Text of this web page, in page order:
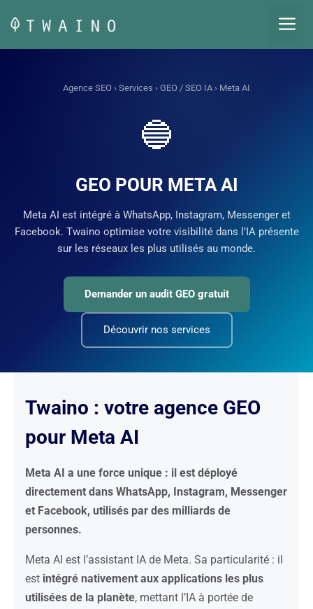
au
contenu
Agence SEO › Services › GEO / SEO IA › Meta AI
🔵
GEO POUR META AI
Meta AI est intégré à WhatsApp, Instagram, Messenger et
Facebook. Twaino optimise votre visibilité dans l’IA présente
sur les réseaux les plus utilisés au monde.
Demander un audit GEO gratuit
Découvrir nos services
Twaino : votre agence GEO
pour Meta AI
Meta AI a une force unique : il est déployé
directement dans WhatsApp, Instagram, Messenger
et Facebook, utilisés par des milliards de
personnes.
Meta AI est l’assistant IA de Meta. Sa particularité : il
est intégré nativement aux applications les plus
utilisées de la planète, mettant l’IA à portée de